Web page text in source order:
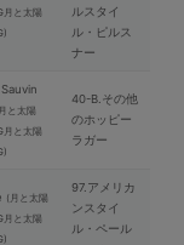
⽉と太陽
ルスタイ
ル・ピルス
ナー
と太陽
⽉と太陽
40-B.その他
のホッピー
ラガー
(⽉と太陽
⽉と太陽
97.アメリカ
ンスタイ
ル・ペール